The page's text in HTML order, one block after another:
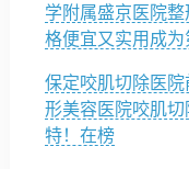
学附属盛京医院
格便宜又实用成为
保定咬肌切除医
形美容医院咬肌
特！在榜